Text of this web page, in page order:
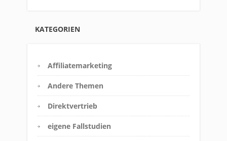
KATEGORIEN
Affiliatemarketing
Andere Themen
Direktvertrieb
eigene Fallstudien